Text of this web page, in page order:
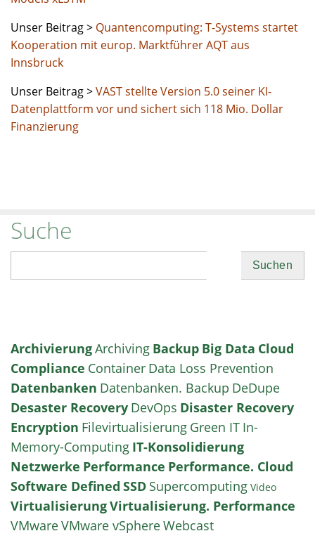
Unser Beitrag > Quantencomputing: T-Systems startet
Kooperation mit europ. Marktführer AQT aus
Innsbruck
Unser Beitrag >VAST stellte Version 5.0 seiner KI-
Datenplattform vor und sichert sich 118 Mio. Dollar
Finanzierung
Suche
ArchivierungArchiving Backup Big Data Cloud
Compliance Container Data Loss Prevention
Datenbanken Datenbanken. Backup DeDupe
Desaster Recovery DevOps Disaster Recovery
Encryption Filevirtualisierung Green IT In-
Memory-Computing IT-Konsolidierung
Netzwerke Performance Performance. Cloud
Software Defined SSD Supercomputing Video
VirtualisierungVirtualisierung. Performance
VMwareVMware vSphereWebcast